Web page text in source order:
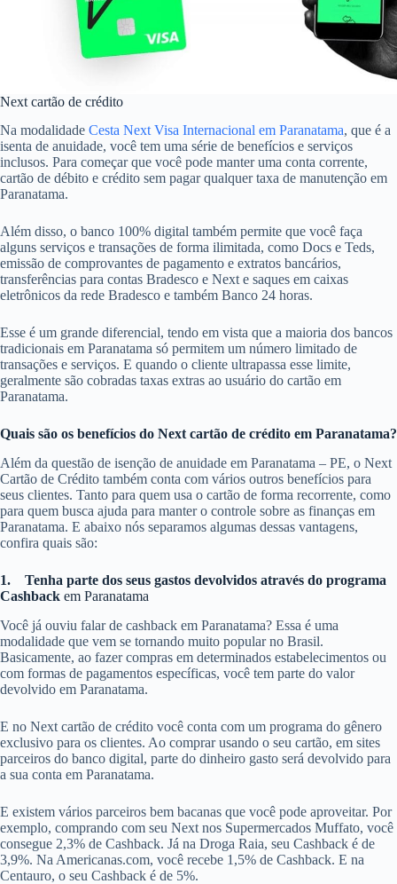
Next cartão de crédito
Na modalidade Cesta Next Visa Internacional em Paranatama, que é a
isenta de anuidade, você tem uma série de benefícios e serviços
inclusos. Para começar que você pode manter uma conta corrente,
cartão de débito e crédito sem pagar qualquer taxa de manutenção em
Paranatama.
Além disso, o banco 100% digital também permite que você faça
alguns serviços e transações de forma ilimitada, como Docs e Teds,
emissão de comprovantes de pagamento e extratos bancários,
transferências para contas Bradesco e Next e saques em caixas
eletrônicos da rede Bradesco e também Banco 24 horas.
Esse é um grande diferencial, tendo em vista que a maioria dos bancos
tradicionais em Paranatama só permitem um número limitado de
transações e serviços. E quando o cliente ultrapassa esse limite,
geralmente são cobradas taxas extras ao usuário do cartão em
Paranatama.
Quais são os benefícios do Next cartão de crédito em Paranatama?
Além da questão de isenção de anuidade em Paranatama – PE, o Next
Cartão de Crédito também conta com vários outros benefícios para
seus clientes. Tanto para quem usa o cartão de forma recorrente, como
para quem busca ajuda para manter o controle sobre as finanças em
Paranatama. E abaixo nós separamos algumas dessas vantagens,
confira quais são:
1.
Tenha parte dos seus gastos devolvidos através do programa
Cashback em Paranatama
Você já ouviu falar de cashback em Paranatama? Essa é uma
modalidade que vem se tornando muito popular no Brasil.
Basicamente, ao fazer compras em determinados estabelecimentos ou
com formas de pagamentos específicas, você tem parte do valor
devolvido em Paranatama.
E no Next cartão de crédito você conta com um programa do gênero
exclusivo para os clientes. Ao comprar usando o seu cartão, em sites
parceiros do banco digital, parte do dinheiro gasto será devolvido para
a sua conta em Paranatama.
E existem vários parceiros bem bacanas que você pode aproveitar. Por
exemplo, comprando com seu Next nos Supermercados Muffato, você
consegue 2,3% de Cashback. Já na Droga Raia, seu Cashback é de
3,9%. Na Americanas.com, você recebe 1,5% de Cashback. E na
Centauro, o seu Cashback é de 5%.